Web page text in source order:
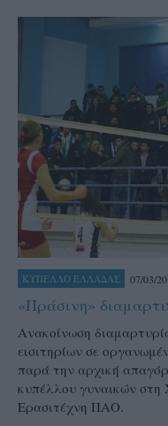
ΚΥΠΕΛΛΟ ΕΛΛΑΔΑΣ 07/03/
«Πράσινη»
Ανακοίνωση
εισιτηρίων σε
παρά την αρχική
κυπέλλου γυναικών στη
Ερασιτέχνη ΠΑΟ.